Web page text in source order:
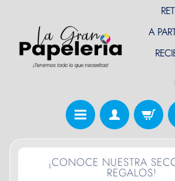
A
¡CONOCE NUESTRA
REGALOS!